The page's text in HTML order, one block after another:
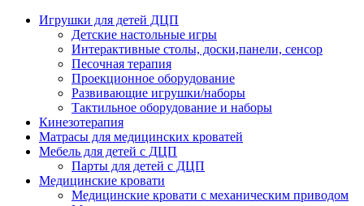
Игрушки для детей ДЦП
Детские настольные игры
Интерактивные столы, доски,панели, сенсор
Песочная терапия
Проекционное оборудование
Развивающие игрушки/наборы
Тактильное оборудование и наборы
Кинезотерапия
Матрасы для медицинских кроватей
Мебель для детей с ДЦП
Парты для детей с ДЦП
Медицинские кровати
Медицинские кровати с механическим приводом